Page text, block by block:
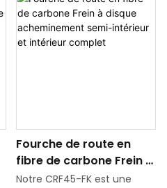
Fourche de route en
fibre de carbone Frein à
disque acheminement
Notre CRF45-FK est une